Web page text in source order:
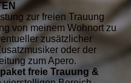
zur freien Trauung
von meinem Wohnort zu
zusätzlicher
oder der
zum Apero.
freie Trauung &